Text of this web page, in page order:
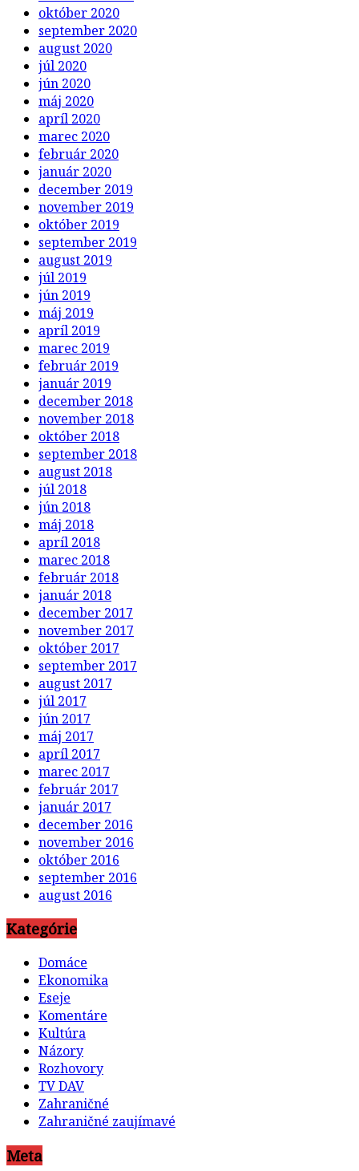
október 2020
september 2020
august 2020
júl 2020
jún 2020
máj 2020
apríl 2020
marec 2020
február 2020
január 2020
december 2019
november 2019
október 2019
september 2019
august 2019
júl 2019
jún 2019
máj 2019
apríl 2019
marec 2019
február 2019
január 2019
december 2018
november 2018
október 2018
september 2018
august 2018
júl 2018
jún 2018
máj 2018
apríl 2018
marec 2018
február 2018
január 2018
december 2017
november 2017
október 2017
september 2017
august 2017
júl 2017
jún 2017
máj 2017
apríl 2017
marec 2017
február 2017
január 2017
december 2016
november 2016
október 2016
september 2016
august 2016
Kategórie
Domáce
Ekonomika
Eseje
Komentáre
Kultúra
Názory
Rozhovory
TV DAV
Zahraničné
Zahraničné zaujímavé
Meta